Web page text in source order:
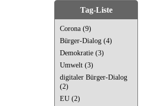
Tag-Liste
Corona (9)
Bürger-Dialog (4)
Demokratie (3)
Umwelt (3)
digitaler Bürger-Dialog
(2)
EU (2)